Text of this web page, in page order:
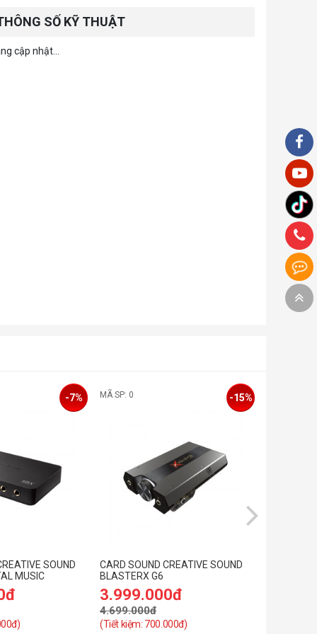
SỐ KỸ THUẬT
cập nhật...
SOUND
MUSIC
-7% MÃ SP: 0
CARD SOUND CREATIVE SOUND
BLASTERX G6
3.999.000đ
4.699.000đ
(Tiết kiệm: 700.000đ)
-15%